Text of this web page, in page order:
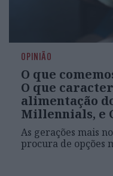
OPINIÃO
O que
O que
alimentação
Millennials, e
As gerações mais
procura de opções